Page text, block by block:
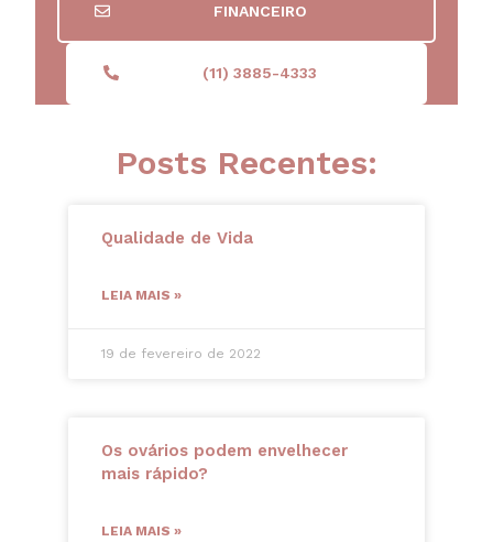
FINANCEIRO
(11) 3885-4333
Posts Recentes:
Qualidade de Vida
LEIA MAIS »
19 de fevereiro de 2022
Os ovários podem envelhecer
mais rápido?
LEIA MAIS »